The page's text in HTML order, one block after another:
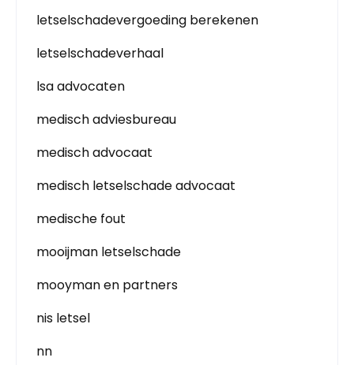
letselschadevergoeding berekenen
letselschadeverhaal
lsa advocaten
medisch adviesbureau
medisch advocaat
medisch letselschade advocaat
medische fout
mooijman letselschade
mooyman en partners
nis letsel
nn